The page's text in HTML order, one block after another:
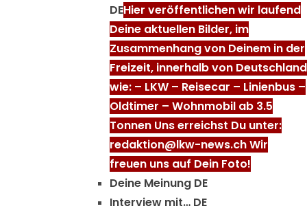
DEHier veröffentlichen wir laufend
Deine aktuellen Bilder, im
Zusammenhang von Deinem in der
Freizeit, innerhalb von Deutschland
wie: – LKW – Reisecar – Linienbus –
Oldtimer – Wohnmobil ab 3.5
Tonnen Uns erreichst Du unter:
redaktion@lkw-news.ch Wir
freuen uns auf Dein Foto!
Deine Meinung DE
Interview mit… DE